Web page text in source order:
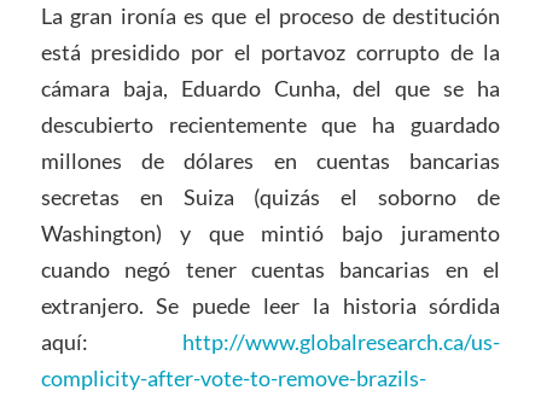
La gran ironía es que el proceso de destitución
está presidido por el portavoz corrupto de la
cámara baja, Eduardo Cunha, del que se ha
descubierto recientemente que ha guardado
millones de dólares en cuentas bancarias
secretas en Suiza (quizás el soborno de
Washington) y que mintió bajo juramento
cuando negó tener cuentas bancarias en el
extranjero. Se puede leer la historia sórdida
aquí: http://www.globalresearch.ca/us-
complicity-after-vote-to-remove-brazils-